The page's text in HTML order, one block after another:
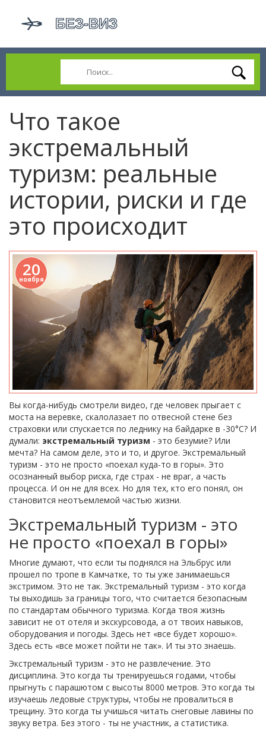
Что такое
экстремальный
туризм: реальные
истории, риски и где
это происходит
20
ноября
Вы когда-нибудь смотрели видео, где человек прыгает с
моста на веревке, скалолазает по отвесной стене без
страховки или спускается по леднику на байдарке в -30°C? И
думали: экстремальный туризм - это безумие? Или
мечта? На самом деле, это и то, и другое. Экстремальный
туризм - это не просто «поехал куда-то в горы». Это
осознанный выбор риска, где страх - не враг, а часть
процесса. И он не для всех. Но для тех, кто его понял, он
становится неотъемлемой частью жизни.
Экстремальный туризм - это
не просто «поехал в горы»
Многие думают, что если ты поднялся на Эльбрус или
прошел по тропе в Камчатке, то ты уже занимаешься
экстримом. Это не так. Экстремальный туризм - это когда
ты выходишь за границы того, что считается безопасным
по стандартам обычного туризма. Когда твоя жизнь
зависит не от отеля и экскурсовода, а от твоих навыков,
оборудования и погоды. Здесь нет «все будет хорошо».
Здесь есть «все может пойти не так». И ты это знаешь.
Экстремальный туризм - это не развлечение. Это
дисциплина. Это когда ты тренируешься годами, чтобы
прыгнуть с парашютом с высоты 8000 метров. Это когда ты
изучаешь ледовые структуры, чтобы не провалиться в
трещину. Это когда ты учишься читать снеговые лавины по
звуку ветра. Без этого - ты не участник, а статистика.